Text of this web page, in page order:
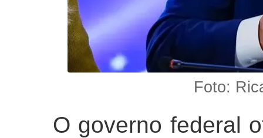
Foto:
O governo federal